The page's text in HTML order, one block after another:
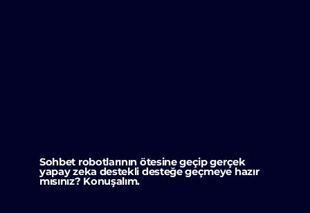
Sohbet robotlarının ötesine geçip gerçek
yapay zeka destekli desteğe geçmeye hazır
mısınız? Konuşalım.